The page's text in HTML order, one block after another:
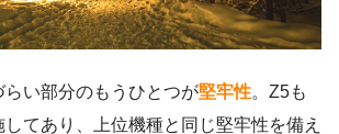
らい部分のもうひとつが堅牢性。Z5も
てあり、上位機種と同じ堅牢性を備え